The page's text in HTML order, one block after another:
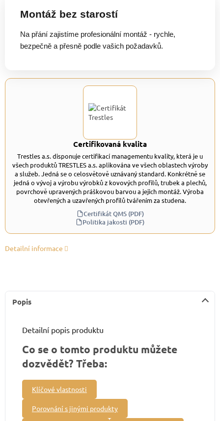
Montáž bez starostí
Na přání zajistíme profesionální montáž - rychle,
bezpečně a přesně podle vašich požadavků.
Certifikovaná kvalita
Trestles a.s. disponuje certifikací managementu kvality, která je u
všech produktů TRESTLES a.s. aplikována ve všech oblastech výroby
a služeb. Jedná se o celosvětově uznávaný standard. Konkrétně se
jedná o vývoj a výrobu výrobků z kovových profilů, trubek a plechů,
povrchově upravených práškovou barvou a jejich montáž. Výroba
otevřených a uzavřených profilů tvářením za studena.
Certifikát QMS (PDF)
Politika jakosti (PDF)
Detailní informace
Popis
Detailní popis produktu
Co se o tomto produktu můžete
dozvědět? Třeba:
Klíčové vlastnosti
Porovnání s jinými produkty